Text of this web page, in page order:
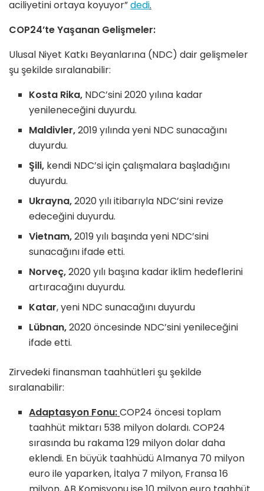
aciliyetini ortaya koyuyor”dedi.
COP24’te Yaşanan Gelişmeler:
Ulusal Niyet Katkı Beyanlarına (NDC) dair gelişmeler
şu şekilde sıralanabilir:
Kosta Rika, NDC’sini 2020 yılına kadar
yenileneceğini duyurdu.
Maldivler,2019 yılında yeni NDC sunacağını
duyurdu.
Şili, kendi NDC’si için çalışmalara başladığını
duyurdu.
Ukrayna,2020 yılı itibarıyla NDC’sini revize
edeceğini duyurdu.
Vietnam,2019 yılı başında yeni NDC’sini
sunacağını ifade etti.
Norveç,2020 yılı başına kadar iklim hedeflerini
artıracağını duyurdu.
Katar, yeni NDC sunacağını duyurdu
Lübnan,2020 öncesinde NDC’sini yenileceğini
ifade etti.
Zirvedeki finansman taahhütleri şu şekilde
sıralanabilir:
Adaptasyon Fonu:COP24 öncesi toplam
taahhüt miktarı 538 milyon dolardı. COP24
sırasında bu rakama 129 milyon dolar daha
eklendi. En büyük taahhüdü Almanya 70 milyon
euro ile yaparken, İtalya 7 milyon, Fransa 16